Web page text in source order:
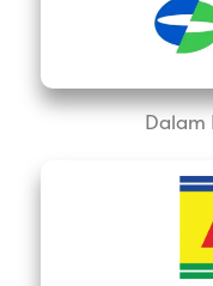
Dalam